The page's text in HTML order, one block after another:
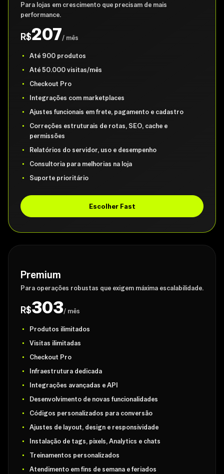
Para lojas em crescimento que precisam de mais
performance.
R$207/ mês
Até 900 produtos
Até 50.000 visitas/mês
Checkout Pro
Integrações com marketplaces
Ajustes funcionais em frete, pagamento e cadastro
Correções estruturais de rotas, SEO, cache e
permissões
Relatórios do servidor, uso e desempenho
Consultoria para melhorias na loja
Suporte prioritário
Escolher Fast
Premium
Para operações robustas que exigem máxima escalabilidade.
R$303/ mês
Produtos ilimitados
Visitas ilimitadas
Checkout Pro
Infraestrutura dedicada
Integrações avançadas e API
Desenvolvimento de novas funcionalidades
Códigos personalizados para conversão
Ajustes de layout, design e responsividade
Instalação de tags, pixels, Analytics e chats
Treinamentos personalizados
Atendimento em fins de semana e feriados